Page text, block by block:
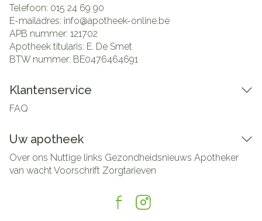
Telefoon: 015 24 69 90
E-mailadres: info@apotheek-online.be
APB nummer: 121702
Apotheek titularis: E. De Smet
BTW nummer: BE0476464691
Klantenservice
FAQ
Uw apotheek
Over ons Nuttige links Gezondheidsnieuws Apotheker
van wachtVoorschrift Zorgtarieven